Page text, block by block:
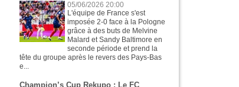
05/06/2026 20:00
L'équipe de France s'est
imposée 2-0 face à la Pologne
grâce à des buts de Melvine
Malard et Sandy Baltimore en
seconde période et prend la
tête du groupe après le revers des Pays-Bas
e...
Champion’s Cup Rekupo : Le FC